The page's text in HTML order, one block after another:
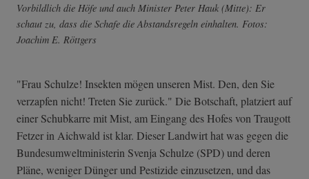
Vorbildlich die Höfe und auch Minister Peter Hauk (Mitte): Er
schaut zu, dass die Schafe die Abstandsregeln einhalten. Fotos:
Joachim E. Röttgers
"Frau Schulze! Insekten mögen unseren Mist. Den, den Sie
verzapfen nicht! Treten Sie zurück." Die Botschaft, platziert auf
einer Schubkarre mit Mist, am Eingang des Hofes von Traugott
Fetzer in Aichwald ist klar. Dieser Landwirt hat was gegen die
Bundesumweltministerin Svenja Schulze (SPD) und deren
Pläne, weniger Dünger und Pestizide einzusetzen, und das